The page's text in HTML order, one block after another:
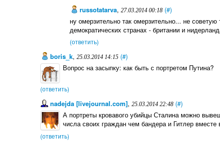
russotatarva,27.03.2014 00:18 (#)
ну омерзительно так омерзительно... не
демократических странах - британии и
(ответить)
boris_k, 25.03.2014 14:15 (#)
Вопрос на засыпку: как быть с портретом Путина?
(ответить)
nadejda [livejournal.com], 25.03.2014 22:48 (#)
А портреты кровавого убийцы Сталина можно
числа своих граждан чем бандера и Гитлер вместе
(ответить)